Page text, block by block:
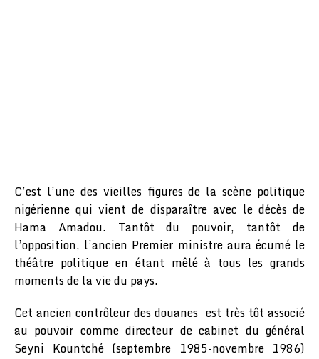
C’est l’une des vieilles figures de la scène politique
nigérienne qui vient de disparaître avec le décès de
Hama Amadou. Tantôt du pouvoir, tantôt de
l’opposition, l’ancien Premier ministre aura écumé le
théâtre politique en étant mêlé à tous les grands
moments de la vie du pays.
Cet ancien contrôleur des douanes est très tôt associé
au pouvoir comme directeur de cabinet du général
Seyni Kountché (septembre 1985-novembre 1986)